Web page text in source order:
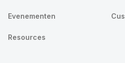
Evenementen
Resources